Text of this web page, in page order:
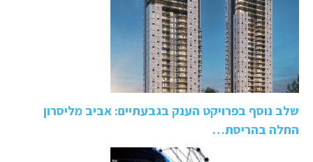
שלב נוסף בפרויקט הענק בגבעתיים: אביב מליסרון
החלה בהריסת…